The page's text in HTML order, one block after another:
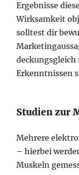
Ergebnisse
Wirksamkeit
solltest dir
Erkenntnissen
Studien zur
Mehrere
– hierbei
Muskeln